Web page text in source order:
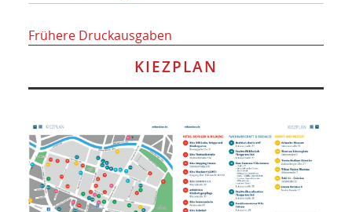
Frühere Druckausgaben
KIEZPLAN